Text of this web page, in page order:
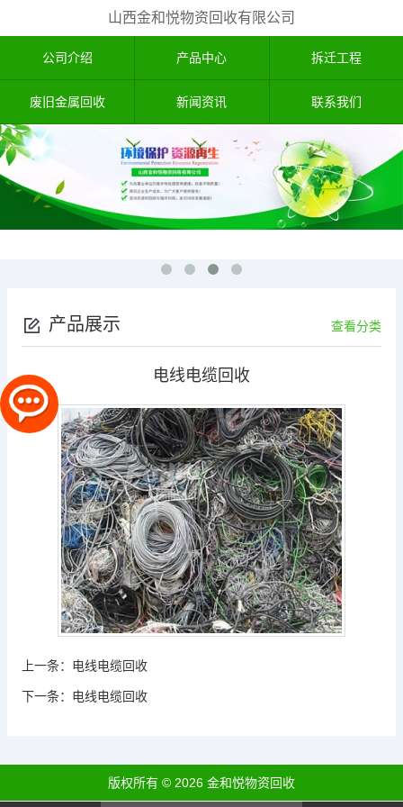
山西金和悦物资回收有限公司
公司介绍 产品中心 拆迁工程
废旧金属回收 新闻资讯 联系我们
产品展示 查看分类
电线电缆回收
上一条： 电线电缆回收
下一条： 电线电缆回收
版权所有 © 2026 金和悦物资回收